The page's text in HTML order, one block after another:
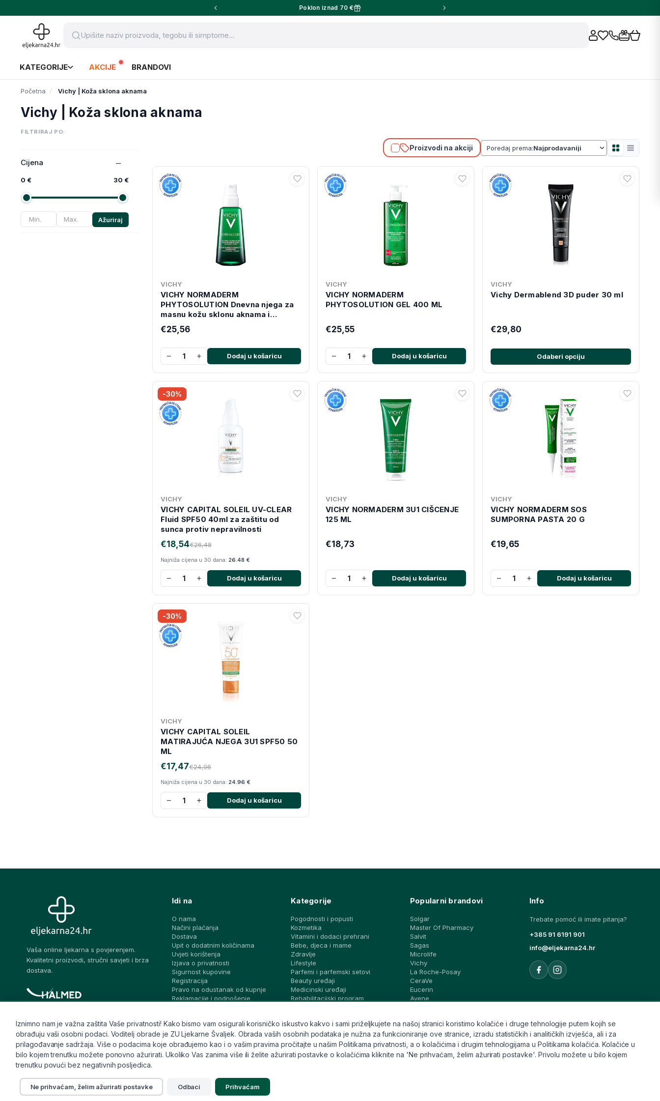
Poklon iznad 70 €
KATEGORIJE AKCIJE BRANDOVI
Početna Vichy | Koža sklona aknama
Vichy | Koža sklona aknama
FILTRIRAJ PO:
Cijena
0 € 30 €
Ažuriraj
Proizvodi na akciji Poredaj prema:
VICHY
VICHY NORMADERM
PHYTOSOLUTION Dnevna njega za
masnu kožu sklonu aknama i
nepravilnostima, 50 ml
€25,56
− + Dodaj u košaricu
VICHY
VICHY NORMADERM
PHYTOSOLUTION GEL 400 ML
€25,55
− + Dodaj u košaricu
VICHY
Vichy Dermablend 3D puder 30 ml
€29,80
Odaberi opciju
-30%
VICHY
VICHY CAPITAL SOLEIL UV-CLEAR
Fluid SPF50 40ml za zaštitu od
sunca protiv nepravilnosti
€26,48
€18,54
Najniža cijena u 30 dana: 26.48 €
− + Dodaj u košaricu
VICHY
VICHY NORMADERM 3U1 CIŠCENJE
125 ML
€18,73
− + Dodaj u košaricu
VICHY
VICHY NORMADERM SOS
SUMPORNA PASTA 20 G
€19,65
− + Dodaj u košaricu
-30%
VICHY
VICHY CAPITAL SOLEIL
MATIRAJUĆA NJEGA 3U1 SPF50 50
ML
€24,96
€17,47
Najniža cijena u 30 dana: 24.96 €
− + Dodaj u košaricu
Vaša online ljekarna s povjerenjem.
Kvalitetni proizvodi, stručni savjeti i brza
dostava.
Idi na
O nama
Načini plaćanja
Dostava
Upit o dodatnim količinama
Uvjeti korištenja
Izjava o privatnosti
Sigurnost kupovine
Registracija
Pravo na odustanak od kupnje
Reklamacije i podnošenje
Pitaj ljekarnika
Česta pitanja
Kontakt
Sitemap
Kategorije
Pogodnosti i popusti
Kozmetika
Vitamini i dodaci prehrani
Bebe, djeca i mame
Zdravlje
Lifestyle
Parfemi i parfemski setovi
Beauty uređaji
Medicinski uređaji
Rehabilitacijski program
Popularni brandovi
Solgar
Master Of Pharmacy
Salvit
Sagas
Microlife
Vichy
La Roche-Posay
CeraVe
Eucerin
Avene
Info
Trebate pomoć ili imate pitanja?
+385 91 6191 901
info@eljekarna24.hr
© 2026 eljekarna24. Sva prava pridržana.
Iznimno nam je važna zaštita Vaše privatnosti! Kako bismo vam osigurali korisničko iskustvo kakvo i sami priželjkujete na našoj stranici koristimo kolačiće i druge tehnologije putem kojih se
obrađuju vaši osobni podaci. Voditelj obrade je ZU Ljekarne Švaljek. Obrada vaših osobnih podataka je nužna za funkcioniranje ove stranice, izradu statističkih i analitičkih izvješća, ali i za
prilagođavanje sadržaja. Više o podacima koje obrađujemo kao i o vašim pravima pročitajte u našim Politikama privatnosti, a o kolačićima i drugim tehnologijama u Politikama kolačića. Kolačiće u
bilo kojem trenutku možete ponovno ažurirati. Ukoliko Vas zanima više ili želite ažurirati postavke o kolačićima kliknite na 'Ne prihvaćam, želim ažurirati postavke'. Privolu možete u bilo kojem
trenutku povući bez negativnih posljedica.
Ne prihvaćam, želim ažurirati postavke Odbaci Prihvaćam